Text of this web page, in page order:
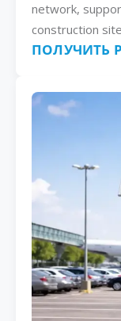
network,
construction
ПОЛУЧИТЬ